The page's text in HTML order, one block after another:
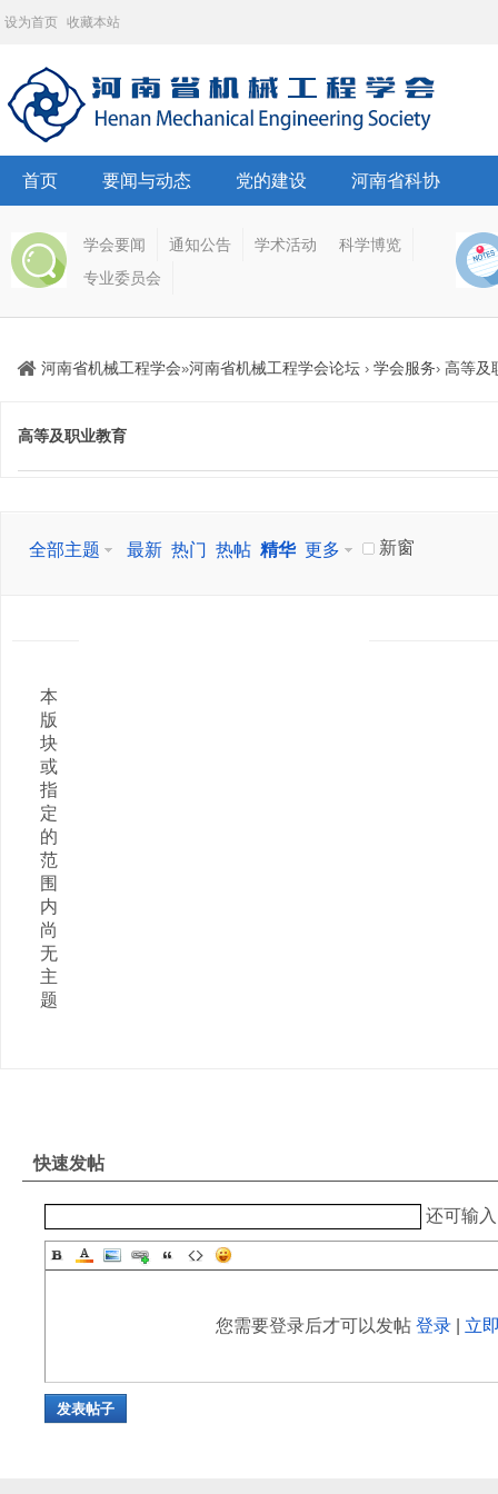
设为首页 收藏本站
首页 要闻与动态 党的建设 河南省科协
学会要闻 通知公告 学术活动
科学博览
专业委员会
河南省机械工程学会»河南省机械工程学会论坛 › 学会服务› 高等及
高等及职业教育
新窗
全部主题 最新 热门 热帖 精华 更多
本
版
块
或
指
定
的
范
围
内
尚
无
主
题
快速发帖
还可输
您需要登录后才可以发帖 登录| 立
发表帖子